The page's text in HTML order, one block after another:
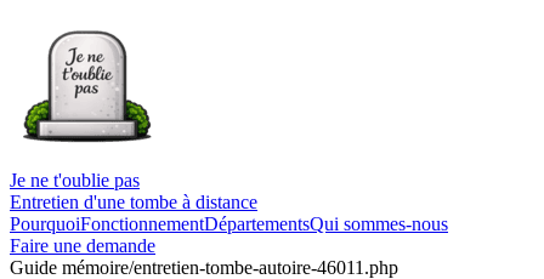
Je ne t'oublie pas
Entretien d'une tombe à distance
PourquoiFonctionnementDépartementsQui sommes-nous
Faire une demande
Guide mémoire/entretien-tombe-autoire-46011.php